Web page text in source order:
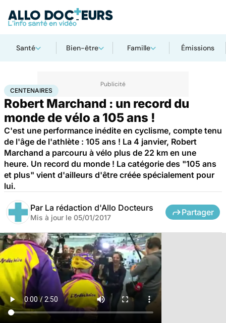
Santé Bien-être Famille Émissions
AccueilBien-être Sport santé Centenaires
CENTENAIRES
Robert Marchand : un record du
monde de vélo a 105 ans !
C'est une performance inédite en cyclisme, compte tenu
de l'âge de l'athlète : 105 ans ! La 4 janvier, Robert
Marchand a parcouru à vélo plus de 22 km en une
heure. Un record du monde ! La catégorie des "105 ans
et plus" vient d'ailleurs d'être créée spécialement pour
lui.
Par La rédaction d'Allo Docteurs
Mis à jour le 05/01/2017
Partager